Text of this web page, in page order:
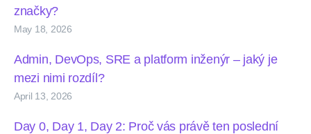
značky?
May 18, 2026
Admin, DevOps, SRE a platform inženýr – jaký je
mezi nimi rozdíl?
April 13, 2026
Day 0, Day 1, Day 2: Proč vás právě ten poslední